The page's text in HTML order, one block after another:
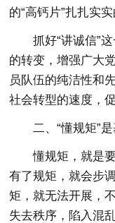
的“高钙片”扎扎实
抓好“讲诚信”
的转变，增强广大
员队伍的纯洁性和
社会转型的速度，
二、“懂规矩”
懂规矩，就是
有了规矩，就会步
矩，就无法开展，
失去秩序，陷入混